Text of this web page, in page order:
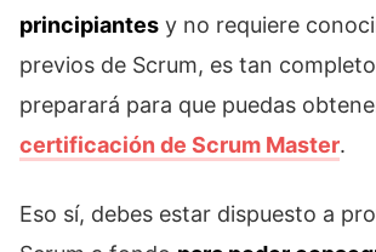
principiantes y no requiere
previos de Scrum, es tan
preparará para que puedas
certificación de Scrum Master.
Eso sí, debes estar dispuesto a